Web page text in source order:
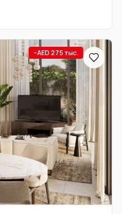
−AED 275 тыс.